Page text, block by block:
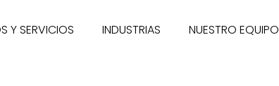
Y SERVICIOS INDUSTRIAS NUESTRO EQUIPO